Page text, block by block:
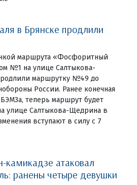
в Брянске продлили
маршрута «Фосфоритный
№1 на улице Салтыкова-
маршрутку №49 до
России. Ранее конечная
БЭМЗа, теперь маршрут будет
улице Салтыкова-Щедрина в
вступают в силу с 7
атаковал
ранены четыре девушки